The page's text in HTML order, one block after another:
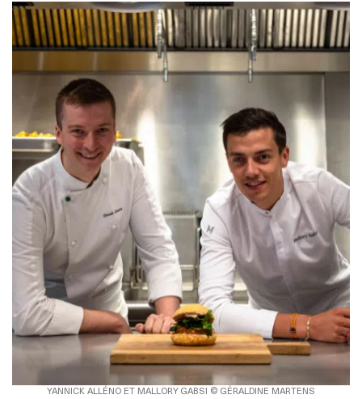
YANNICK ALLÉNO ET MALLORY GABSI © GÉRALDINE MARTENS